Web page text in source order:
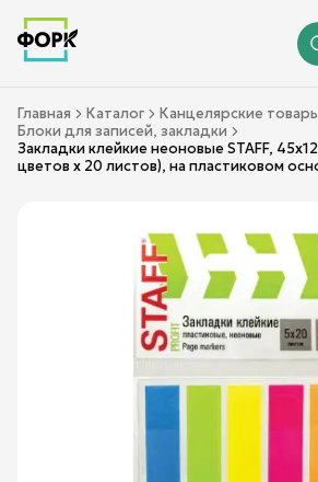
Главная Каталог
Канцелярские
Блоки для записей, закладки
Закладки клейкие неоновые STAFF,
цветов х 20 листов), на пластиковом